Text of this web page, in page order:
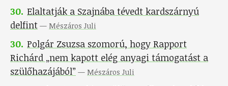
30. Elaltatják a Szajnába tévedt kardszárnyú
delfint — Mészáros Juli
30. Polgár Zsuzsa szomorú, hogy Rapport
Richárd „nem kapott elég anyagi támogatást a
szülőhazájából” — Mészáros Juli